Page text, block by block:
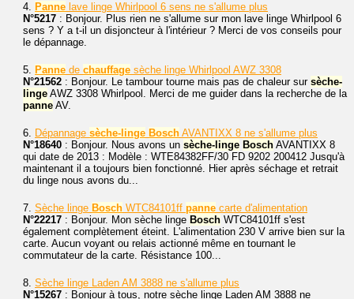
4. Panne lave linge Whirlpool 6 sens ne s'allume plus
N°5217 : Bonjour. Plus rien ne s'allume sur mon lave linge Whirlpool 6
sens ? Y a t-il un disjoncteur à l'intérieur ? Merci de vos conseils pour
le dépannage.
5. Panne de chauffage sèche linge Whirlpool AWZ 3308
N°21562 : Bonjour. Le tambour tourne mais pas de chaleur sur sèche-
linge AWZ 3308 Whirlpool. Merci de me guider dans la recherche de la
panne AV.
6. Dépannage sèche-linge Bosch AVANTIXX 8 ne s'allume plus
N°18640 : Bonjour. Nous avons un sèche-linge Bosch AVANTIXX 8
qui date de 2013 : Modèle : WTE84382FF/30 FD 9202 200412 Jusqu'à
maintenant il a toujours bien fonctionné. Hier après séchage et retrait
du linge nous avons du...
7. Sèche linge Bosch WTC84101ff panne carte d'alimentation
N°22217 : Bonjour. Mon sèche linge Bosch WTC84101ff s'est
également complètement éteint. L'alimentation 230 V arrive bien sur la
carte. Aucun voyant ou relais actionné même en tournant le
commutateur de la carte. Résistance 100...
8. Sèche linge Laden AM 3888 ne s'allume plus
N°15267 : Bonjour à tous, notre sèche linge Laden AM 3888 ne